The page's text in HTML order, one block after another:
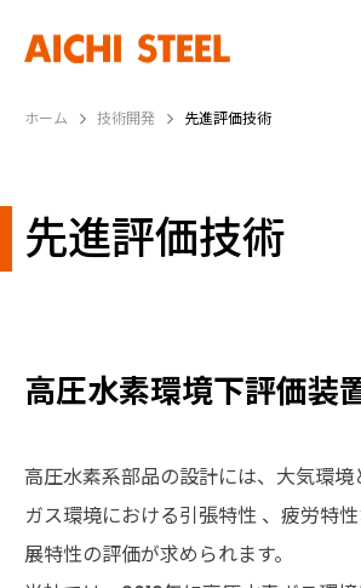
ホーム 技術開発 先進評価技術
先進評価技術
高圧水素環境下評価装
高圧水素系部品の設計には、大気環
ガス環境における引張特性 、疲労特
展特性の評価が求められます。